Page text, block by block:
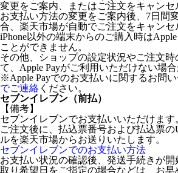
変更をご案内、またはご注文をキャンセ
お支払い方法の変更をご案内後、7日間
合、楽天市場が自動でご注文をキャンセ
iPhone以外の端末からのご購入時は
ことができません。
その他、ショップの設定状況やご注文
て、Apple Payがご利用いただけない場合
※Apple Payでのお支払いに関するお問
でご連絡 ください。
セブンイレブン（前払）
【備考】
セブンイレブンでお支払いいただけます
ご注文後に、払込票番号および払込票
ルを楽天市場からお送りいたします。
セブンイレブンでのお支払い方法
お支払い状況の確認後、発送手続きが
取り希望日をご指定の場合などは、お